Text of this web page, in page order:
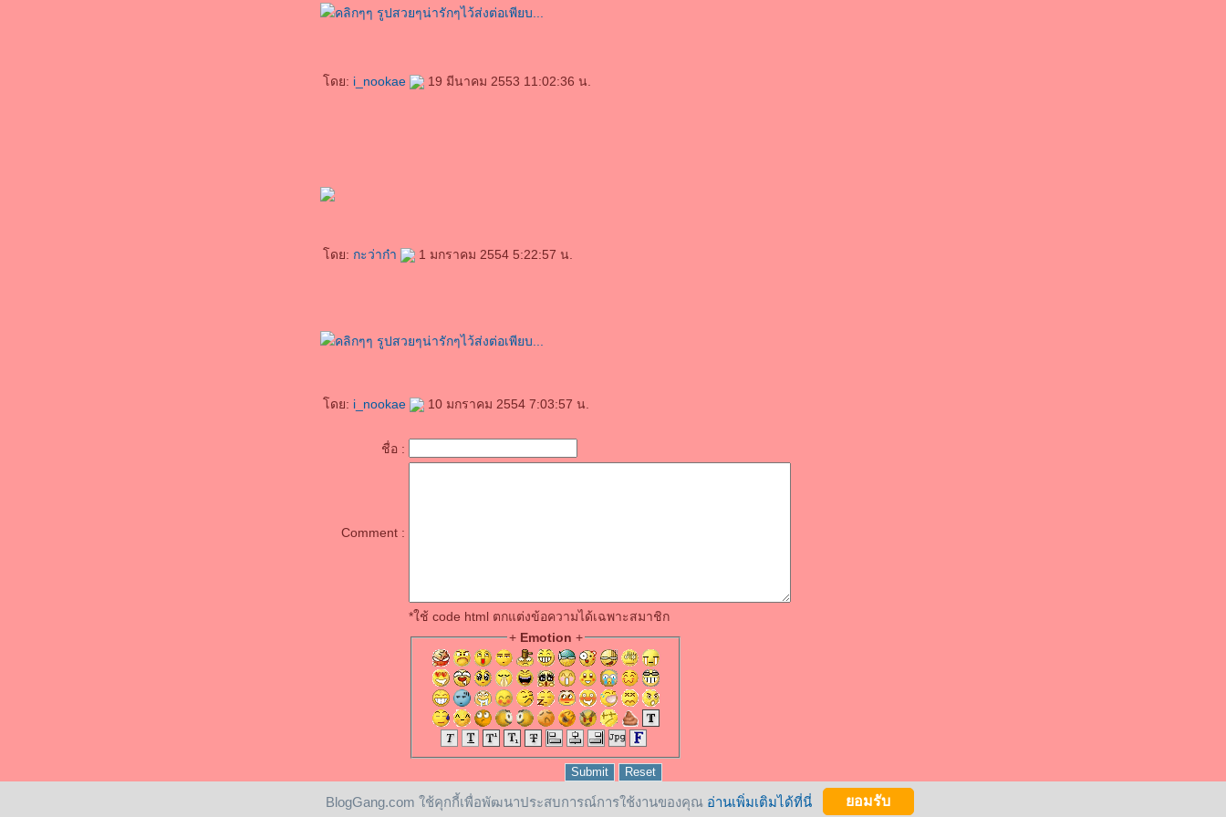
ดย: i_nookae 19 มีนาคม 2553 11:02:36 น.
ดย: กะว่าก๋า 1 มกราคม 2554 5:22:57 น.
ดย: i_nookae 10 มกราคม 2554 7:03:57 น.
ชื่อ :
Comment :
*ใช้ code html ตกแต่งข้อความได้เฉพาะสมาชิก
+ Emotion +
BlogGang.com ใช้คุกกี้เพื่อพัฒนาประสบการณ์การใช้งานของคุณ อ่านเพิ่มเติมได้ที่นี่